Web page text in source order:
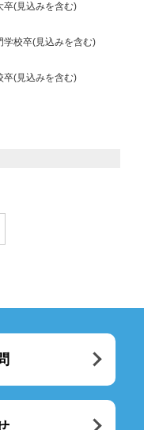
卒(見込みを含む)
学校卒(見込みを含む)
卒(見込みを含む)